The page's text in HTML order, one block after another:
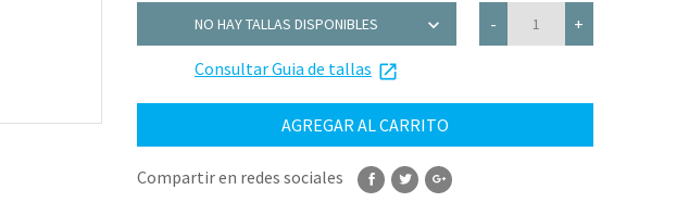
NO HAY TALLAS DISPONIBLES chevron_right
Consultar Guia de tallas launch
- +
AGREGAR AL CARRITO
Compartir en redes sociales